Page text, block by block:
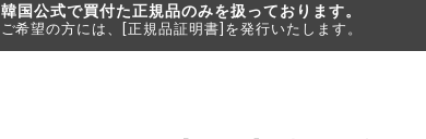
韓国公式で買付た正規品のみを扱っております。
ご希望の方には、[正規品証明書]を発行いたします。